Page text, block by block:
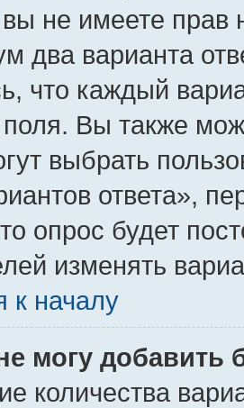
не имеете прав
два варианта
что каждый
поля. Вы также
выбрать
ответа»,
опрос будет
изменять
к началу
могу добавить
количества